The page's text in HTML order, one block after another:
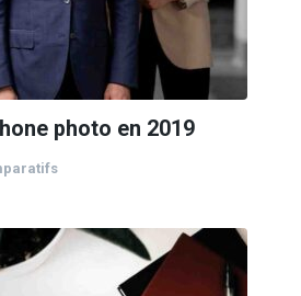
photo en 2019